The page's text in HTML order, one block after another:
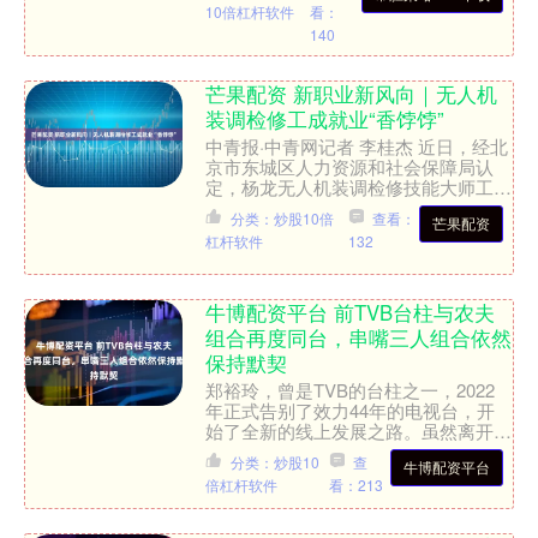
10倍杠杆软件
看：
140
芒果配资 新职业新风向｜无人机
装调检修工成就业“香饽饽”
中青报·中青网记者 李桂杰 近日，经北
京市东城区人力资源和社会保障局认
定，杨龙无人机装调检修技能大师工作
室成为区级技能大师工作室。杨龙目前
正带领工作室4名年轻的....
芒果配资
分类：炒股10倍
杠杆软件
查看：
132
牛博配资平台 前TVB台柱与农夫
组合再度同台，串嘴三人组合依然
保持默契
郑裕玲，曾是TVB的台柱之一，2022
年正式告别了效力44年的电视台，开
始了全新的线上发展之路。虽然离开了
TVB，她依然时不时会为其他电视台拍
摄节目，展现她在娱....
牛博配资平台
分类：炒股10
倍杠杆软件
查
看：213